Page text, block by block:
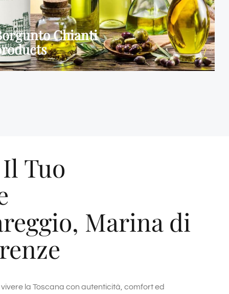
Chianti
Tuo
Marina di
la Toscana con autenticità, comfort ed